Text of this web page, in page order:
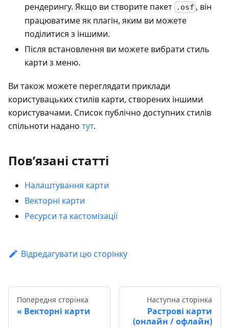
рендерингу. Якщо ви створите пакет .osf , він
працюватиме як плагін, яким ви можете
поділитися з іншими.
Після встановлення ви можете вибрати стиль
карти з меню.
Ви також можете переглядати приклади
користувацьких стилів карти, створених іншими
користувачами. Список публічно доступних стилів
спільноти надано тут.
Пов’язані статті
Налаштування карти
Векторні карти
Ресурси та кастомізації
Відредагувати цю сторінку
Попередня сторінка
Векторні карти
Наступна сторінка
Растрові карти
(онлайн / офлайн)